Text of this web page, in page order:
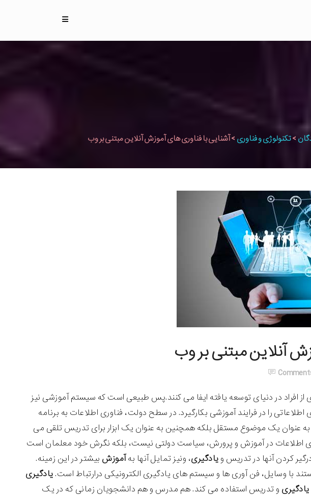
>تکنولوژی و فناوری >آشنایی با فناوری های آموزش آنلاین مبتنی بر وب
آنلاین مبتنی بر وب
افراد در دنیای توسعه یافته ایفا می کنند.پس طبیعی است که سیستم آموزشی نیز
را در فرایند آموزشی بکارگیرد. در سطح دولت، فناوری اطلاعات به برنامه
عنوان یک موضوع مستقل بلکه همچنین به عنوان یک ابزار برای تدریس تلقی می
اطلاعات در آموزش و پرورش، سیاست دولتی نیست، بلکه نگرش خود معلمان است
کردن آنها در تدریس و یادگیری، ونیز تمایل آنها بهآموزش بیشتر در این زمینه.
با وسایل، فن آوری ها و سیستم های یادگیری الکترونیکی درارتباط است.یادگیری
یادگیری و تدریس استفاده می کند. هم مدرس و هم دانشجویان زمانی که در یک